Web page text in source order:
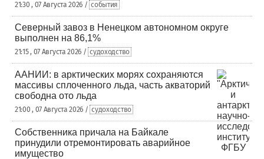
21:30 , 07 Августа 2026 / события
Северный завоз в Ненецком автономном округе
выполнен на 86,1%
21:15 , 07 Августа 2026 / судоходство
ААНИИ: в арктических морях сохраняются
массивы сплоченного льда, часть акваторий
свободна ото льда
21:00 , 07 Августа 2026 / судоходство
Собственника причала на Байкале
принудили отремонтировать аварийное
имущество